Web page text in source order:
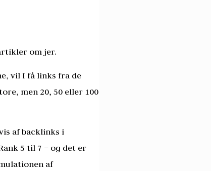
om jer.
vil I få links fra de
men 20, 50 eller 100
af backlinks i
5 til 7 – og det er
af